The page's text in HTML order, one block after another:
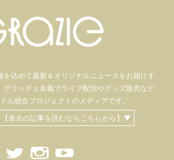
を込めて最新＆オリジナルニュースをお届けす
グラッチェ名義でライブ配信やグッズ販売など
ル総合プロジェクトのメディアです。
【過去の記事を読むならこちらから】▼